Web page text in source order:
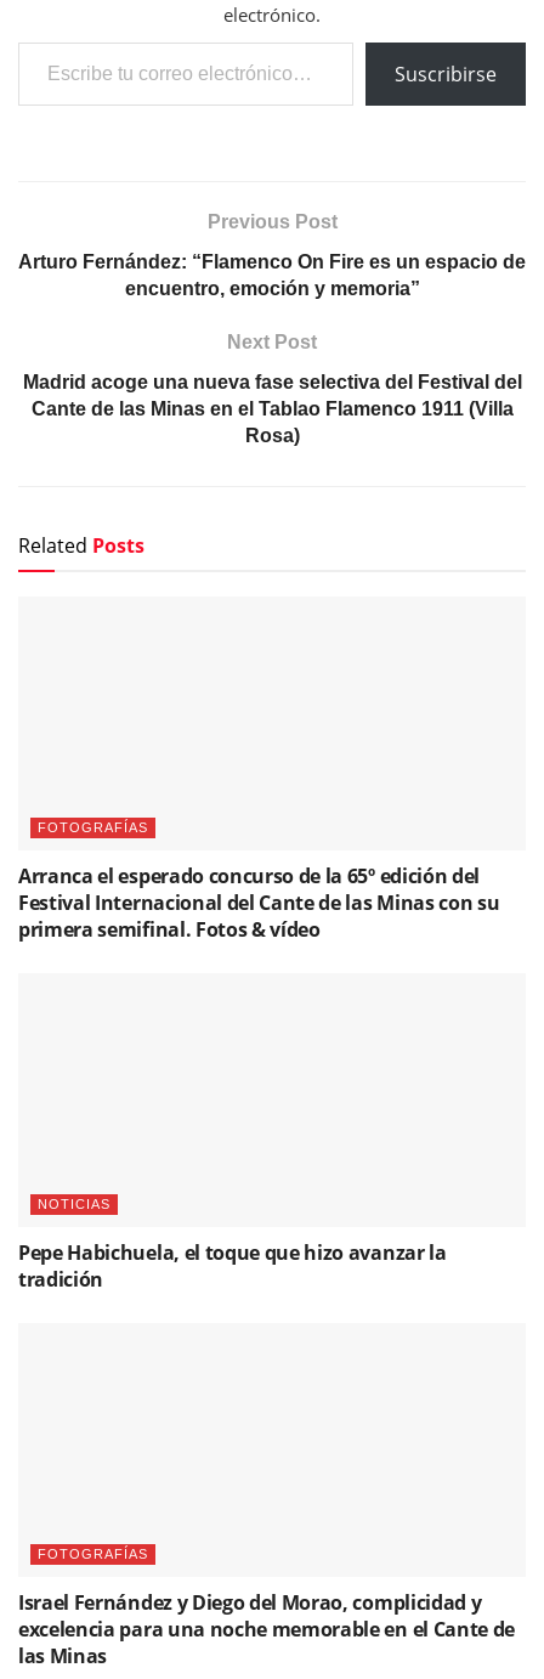
electrónico.
Escribe tu correo electrónico…
Suscribirse
Previous Post
Arturo Fernández: “Flamenco On Fire es un espacio de
encuentro, emoción y memoria”
Next Post
Madrid acoge una nueva fase selectiva del Festival del
Cante de las Minas en el Tablao Flamenco 1911 (Villa
Rosa)
Related Posts
FOTOGRAFÍAS
Arranca el esperado concurso de la 65º edición del
Festival Internacional del Cante de las Minas con su
primera semifinal. Fotos & vídeo
NOTICIAS
Pepe Habichuela, el toque que hizo avanzar la
tradición
FOTOGRAFÍAS
Israel Fernández y Diego del Morao, complicidad y
excelencia para una noche memorable en el Cante de
las Minas